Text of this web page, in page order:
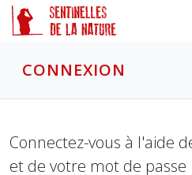
CONNEXION
Connectez-vous à l'aide
et de votre mot de passe
Panneau de gestion des cookies